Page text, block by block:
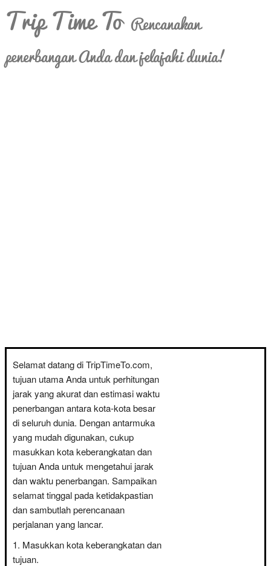
Trip Time To Rencanakan
penerbangan Anda dan jelajahi dunia!
Selamat datang di TripTimeTo.com,
tujuan utama Anda untuk perhitungan
jarak yang akurat dan estimasi waktu
penerbangan antara kota-kota besar
di seluruh dunia. Dengan antarmuka
yang mudah digunakan, cukup
masukkan kota keberangkatan dan
tujuan Anda untuk mengetahui jarak
dan waktu penerbangan. Sampaikan
selamat tinggal pada ketidakpastian
dan sambutlah perencanaan
perjalanan yang lancar.
Masukkan kota keberangkatan dan
tujuan.